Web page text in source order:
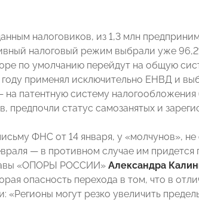
налоговиков, из 1,3 млн
налоговый режим выбрали уже
по умолчанию перейдут на общую
году применял исключительно ЕНВД и
на патентную систему
предпочли статус самозанятых и
ФНС от 14 января, у «молчунов»,
— в противном случае им
«ОПОРЫ РОССИИ» Александра
опасность перехода в том, что в
«Регионы могут резко увеличить